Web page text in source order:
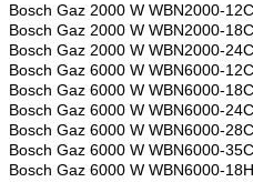
Bosch Gaz 2000 W WBN2000-12C
Bosch Gaz 2000 W WBN2000-18C
Bosch Gaz 2000 W WBN2000-24C
Bosch Gaz 6000 W WBN6000-12C
Bosch Gaz 6000 W WBN6000-18C
Bosch Gaz 6000 W WBN6000-24C
Bosch Gaz 6000 W WBN6000-28C
Bosch Gaz 6000 W WBN6000-35C
Bosch Gaz 6000 W WBN6000-18H